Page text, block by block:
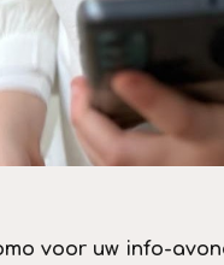
voor uw info-